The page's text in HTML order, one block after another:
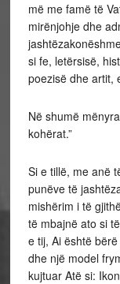
më me famë të
mirënjohje dhe
si fe, letërsisë,
poezisë dhe artit,
Në shumë
kohërat.”
Si e tillë, me anë
punëve të
mishërim i të
të mbajnë ato si
e tij, Ai është
dhe një model
kujtuar Atë si: